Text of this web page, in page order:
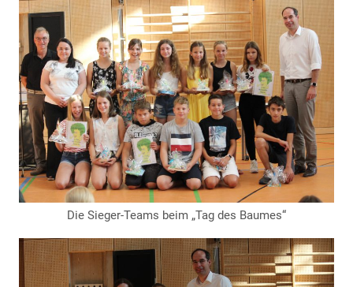
Die Sieger-Teams beim „Tag des Baumes“